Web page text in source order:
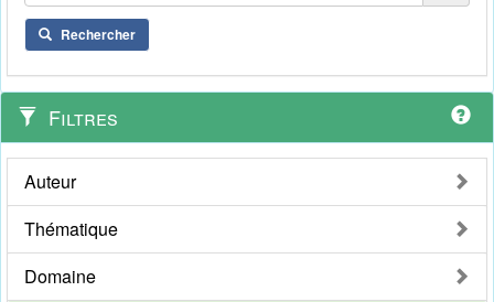
Rechercher
Filtres
Auteur
Thématique
Domaine